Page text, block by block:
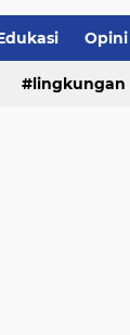
Opini
lingkungan